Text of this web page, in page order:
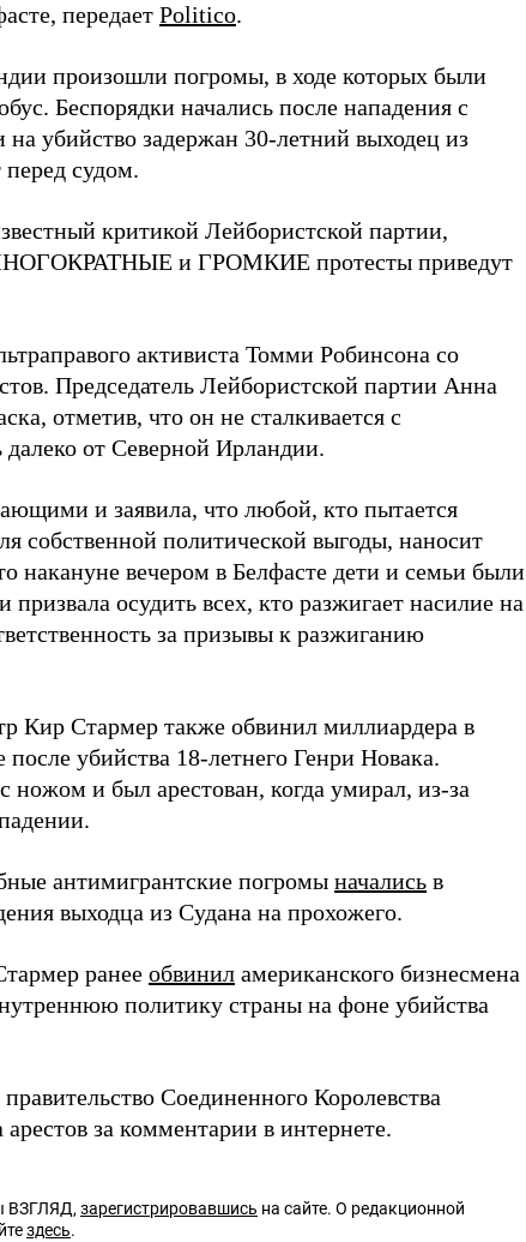
передает Politico.
произошли погромы, в ходе которых были
Беспорядки начались после нападения с
убийство задержан 30-летний выходец из
перед судом.
критикой Лейбористской партии,
МНОГОКРАТНЫЕ и ГРОМКИЕ протесты приведут
активиста Томми Робинсона со
Председатель Лейбористской партии Анна
отметив, что он не сталкивается с
далеко от Северной Ирландии.
и заявила, что любой, кто пытается
собственной политической выгоды, наносит
накануне вечером в Белфасте дети и семьи были
осудить всех, кто разжигает насилие на
за призывы к разжиганию
Кир Стармер также обвинил миллиардера в
убийства 18-летнего Генри Новака.
ножом и был арестован, когда умирал, из-за
антимигрантские погромы начались в
выходца из Судана на прохожего.
ранее обвинил американского бизнесмена
политику страны на фоне убийства
правительство Соединенного Королевства
за комментарии в интернете.
ВЗГЛЯД,зарегистрировавшись на сайте. О редакционной
здесь.